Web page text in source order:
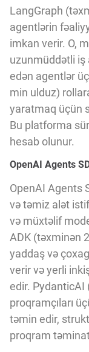
Vizyoner
Innovasiya
Gələcəyin
Podkastlar
LangGraph
agentlərin
imkan verir. O,
uzunmüddətli iş
edən agentlər
min ulduz)
yaratmaq üçün
Bu platforma
hesab olunur.
OpenAI Agents
OpenAI Agents
və təmiz alət
və müxtəlif
ADK (təxminən
yaddaş və
verir və yerli
edir. PydanticAI
proqramçıları
təmin edir,
proqram